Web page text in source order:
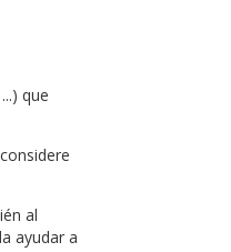
que
al
ayudar a